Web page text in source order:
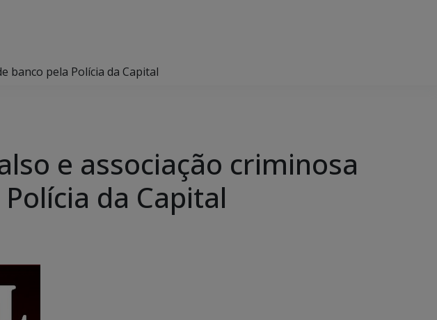
banco pela Polícia da Capital
e associação criminosa
da Capital